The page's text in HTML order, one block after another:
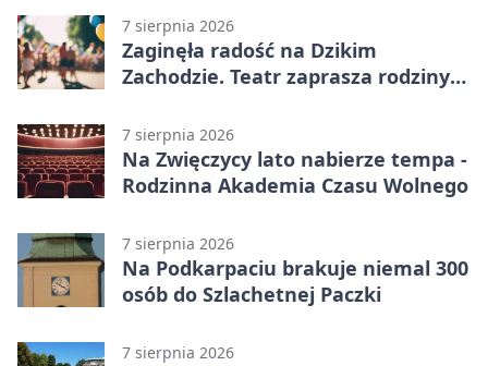
7 sierpnia 2026
Zaginęła radość na Dzikim
Zachodzie. Teatr zaprasza rodziny
7 sierpnia 2026
Na Zwięczycy lato nabierze tempa -
Rodzinna Akademia Czasu Wolnego
7 sierpnia 2026
Na Podkarpaciu brakuje niemal 300
osób do Szlachetnej Paczki
7 sierpnia 2026